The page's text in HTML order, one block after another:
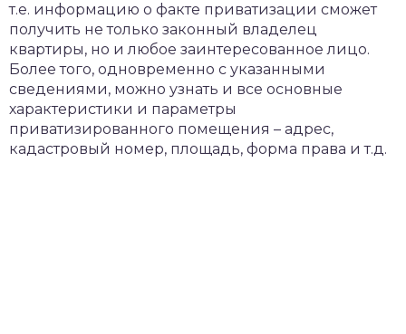
т.е. информацию о факте приватизации сможет
получить не только законный владелец
квартиры, но и любое заинтересованное лицо.
Более того, одновременно с указанными
сведениями, можно узнать и все основные
характеристики и параметры
приватизированного помещения – адрес,
кадастровый номер, площадь, форма права и т.д.